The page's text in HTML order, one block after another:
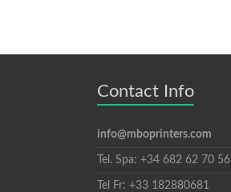
Contact Info
info@mboprinters.com
Tel. Spa: +34 682 62 70 56
Tel Fr: +33 182880681